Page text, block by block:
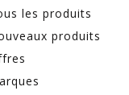
les produits
produits